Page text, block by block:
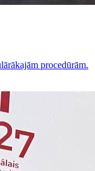
procedūrām.